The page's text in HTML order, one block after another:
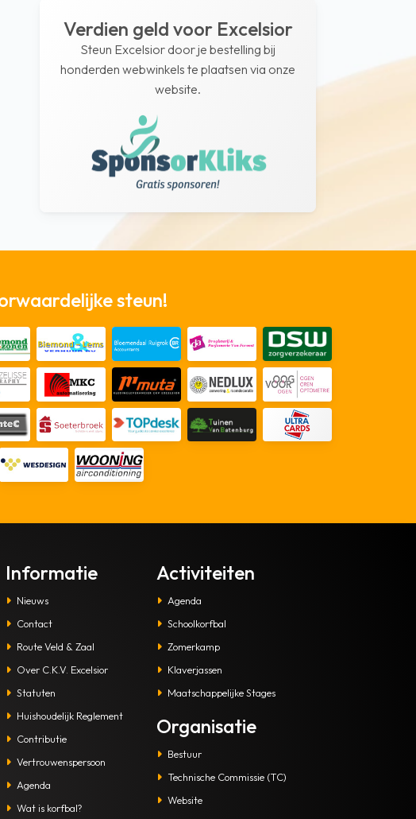
Verdien geld voor Excelsior
Steun Excelsior door je bestelling bij
honderden webwinkels te plaatsen via onze
website.
steun!
Informatie
Nieuws
Contact
Route Veld & Zaal
Over C.K.V. Excelsior
Statuten
Huishoudelijk Reglement
Contributie
Vertrouwenspersoon
Agenda
Wat is korfbal?
Activiteiten
Agenda
Schoolkorfbal
Zomerkamp
Klaverjassen
Maatschappelijke Stages
Organisatie
Bestuur
Technische Commissie (TC)
Website